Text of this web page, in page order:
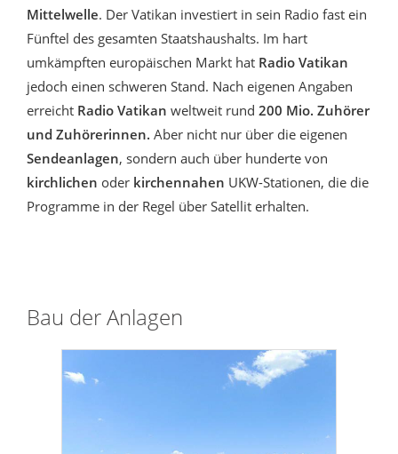
Mittelwelle. Der Vatikan investiert in sein Radio fast ein
Fünftel des gesamten Staatshaushalts. Im hart
umkämpften europäischen Markt hat Radio Vatikan
jedoch einen schweren Stand. Nach eigenen Angaben
erreicht Radio Vatikan weltweit rund 200 Mio. Zuhörer
und Zuhörerinnen. Aber nicht nur über die eigenen
Sendeanlagen, sondern auch über hunderte von
kirchlichen oder kirchennahen UKW-Stationen, die die
Programme in der Regel über Satellit erhalten.
Bau der Anlagen